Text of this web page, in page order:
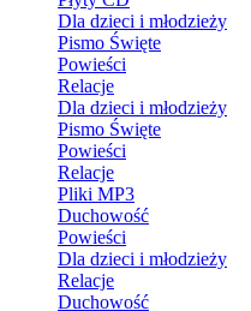
Dla dzieci i młodzieży
Pismo Święte
Powieści
Relacje
Dla dzieci i młodzieży
Pismo Święte
Powieści
Relacje
Pliki MP3
Duchowość
Powieści
Dla dzieci i młodzieży
Relacje
Duchowość